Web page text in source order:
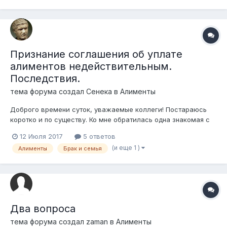
Признание соглашения об уплате
алиментов недействительным.
Последствия.
тема форума создал Сенека в Алименты
Доброго времени суток, уважаемые коллеги! Постараюсь
коротко и по существу. Ко мне обратилась одна знакомая с
платит на двоих детей алименты в сумме 20 000 тенге (!).
Дело в том, что при расторжении брака и разделе
12 Июля 2017 5 ответов
Алименты Брак и семья (и еще 1 )
Два вопроса
тема форума создал zaman в Алименты